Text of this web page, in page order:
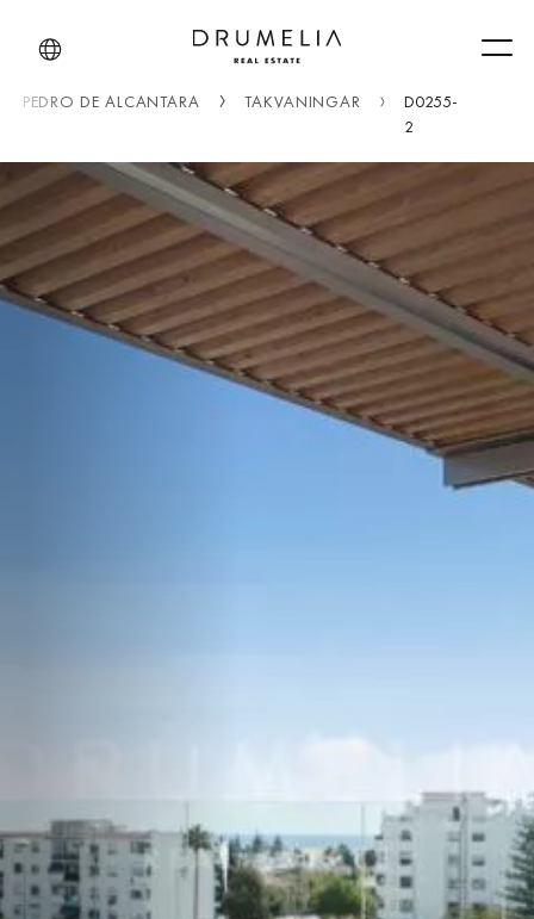
PEDRO DE ALCANTARA TAKVÅNINGAR
D0255-
2